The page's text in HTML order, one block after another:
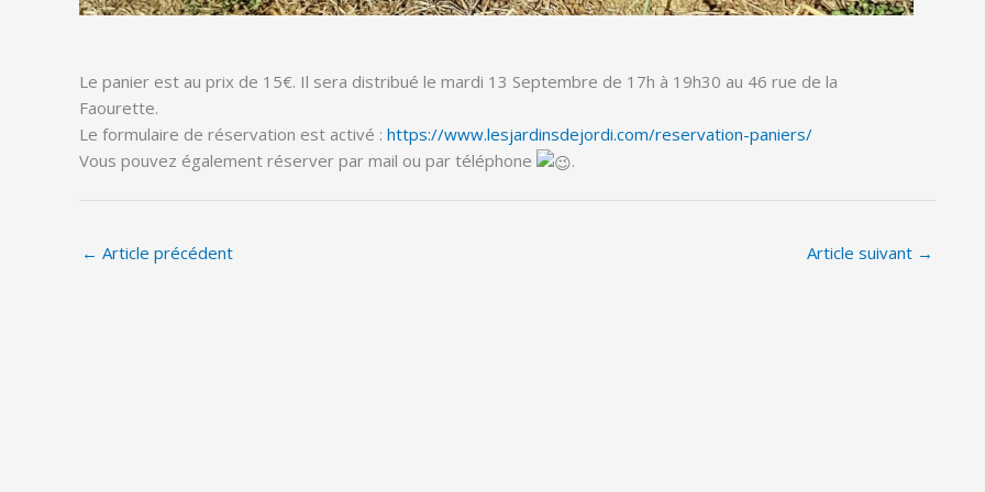
Le panier est au prix de 15€. Il sera distribué le mardi 13 Septembre de 17h à 19h30 au 46 rue de la
Faourette.
Le formulaire de réservation est activé : https://www.lesjardinsdejordi.com/reservation-paniers/
Vous pouvez également réserver par mail ou par téléphone
.
← Article précédent Article suivant →